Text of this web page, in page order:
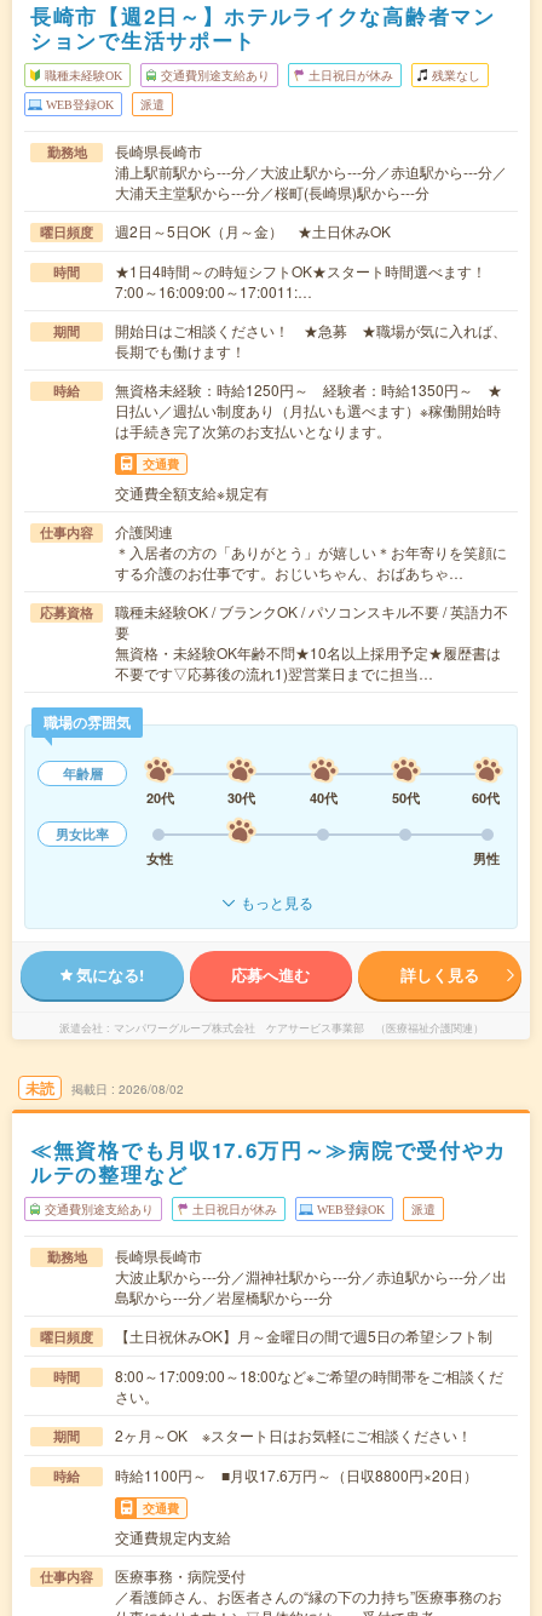
長崎市【週2日～】ホテルライクな高齢者マン
ションで生活サポート
職種未経験OK 交通費別途支給あり 土日祝日が休み 残業なし
WEB登録OK 派遣
勤務地
長崎県長崎市
浦上駅前駅から---分／大波止駅から---分／赤迫駅から---分／
大浦天主堂駅から---分／桜町(長崎県)駅から---分
曜日頻度 週2日～5日OK（月～金） ★土日休みOK
時間
★1日4時間～の時短シフトOK★スタート時間選べます！
7:00～16:009:00～17:0011:…
期間
開始日はご相談ください！ ★急募 ★職場が気に入れば、
長期でも働けます！
時給
無資格未経験：時給1250円～ 経験者：時給1350円～ ★
日払い／週払い制度あり（月払いも選べます）※稼働開始時
は手続き完了次第のお支払いとなります。
交通費
交通費全額支給※規定有
仕事内容
介護関連
＊入居者の方の「ありがとう」が嬉しい＊お年寄りを笑顔に
する介護のお仕事です。おじいちゃん、おばあちゃ…
応募資格
職種未経験OK / ブランクOK / パソコンスキル不要 / 英語力不
要
無資格・未経験OK年齢不問★10名以上採用予定★履歴書は
不要です▽応募後の流れ1)翌営業日までに担当…
職場の雰囲気
年齢層
20代
30代 40代 50代
60代
男女比率
女性
男性
もっと見る
気になる! 応募へ進む 詳しく見る
派遣会社 マンパワーグループ株式会社 ケアサービス事業部 （医療福祉介護関連）
未読 掲載日 2026/08/02
≪無資格でも月収17.6万円～≫病院で受付やカ
ルテの整理など
交通費別途支給あり 土日祝日が休み WEB登録OK 派遣
勤務地
長崎県長崎市
大波止駅から---分／淵神社駅から---分／赤迫駅から---分／出
島駅から---分／岩屋橋駅から---分
曜日頻度 【土日祝休みOK】月～金曜日の間で週5日の希望シフト制
時間
8:00～17:009:00～18:00など※ご希望の時間帯をご相談くだ
さい。
期間 2ヶ月～OK ※スタート日はお気軽にご相談ください！
時給 時給1100円～ ■月収17.6万円～（日収8800円×20日）
交通費
交通費規定内支給
仕事内容
医療事務・病院受付
／看護師さん、お医者さんの“縁の下の力持ち”医療事務のお